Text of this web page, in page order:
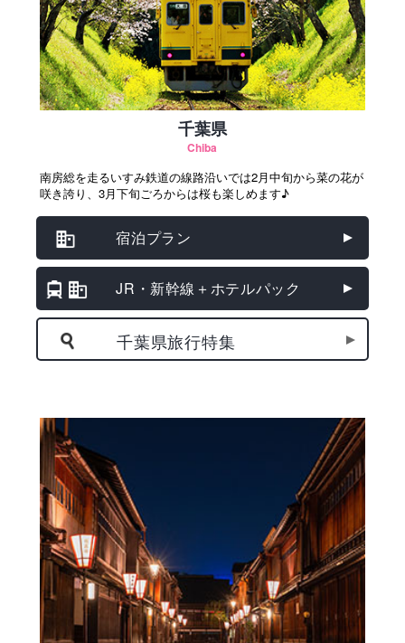
千葉県
Chiba
南房総を走るいすみ鉄道の線路沿いでは2月中旬から菜の花が
咲き誇り、3月下旬ごろからは桜も楽しめます♪
宿泊プラン
JR・新幹線＋ホテルパック
千葉県旅行特集